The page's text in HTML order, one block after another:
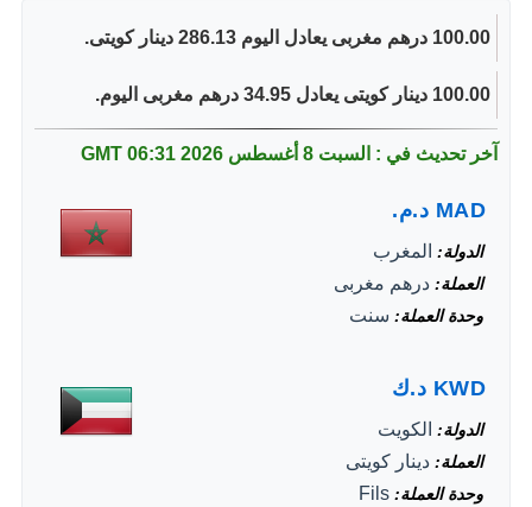
100.00 درهم مغربى يعادل اليوم 286.13 دينار كويتى.
100.00 دينار كويتى يعادل 34.95 درهم مغربى اليوم.
آخر تحديث في : السبت 8 أغسطس 2026 06:31 GMT
MAD د.م.
الدولة المغرب
العملة درهم مغربى
وحدة العملة سنت
KWD د.ك
الدولة الكويت
العملة دينار كويتى
وحدة العملة Fils